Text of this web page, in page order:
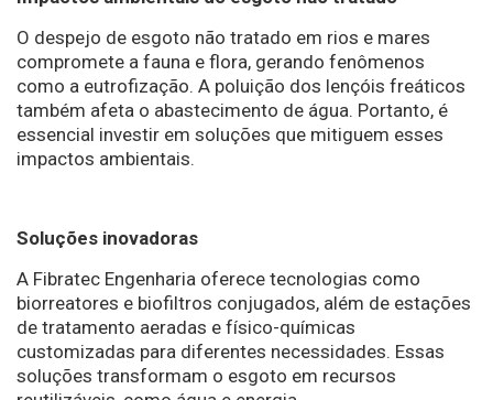
O despejo de esgoto não tratado em rios e mares
compromete a fauna e flora, gerando fenômenos
como a eutrofização. A poluição dos lençóis freáticos
também afeta o abastecimento de água. Portanto, é
essencial investir em soluções que mitiguem esses
impactos ambientais.
Soluções inovadoras
A Fibratec Engenharia oferece tecnologias como
biorreatores e biofiltros conjugados, além de estações
de tratamento aeradas e físico-químicas
customizadas para diferentes necessidades. Essas
soluções transformam o esgoto em recursos